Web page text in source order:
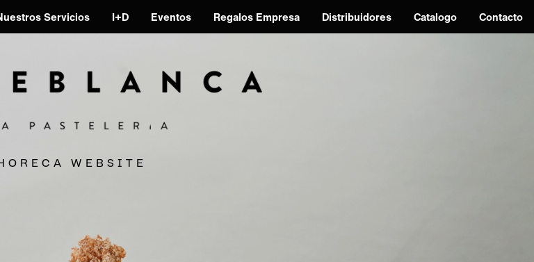
Servicios I+D Eventos Regalos Empresa Distribuidores Catalogo Contacto
O R E C A W E B S I T E